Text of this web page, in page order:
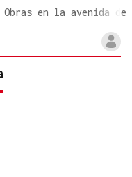
Obras en la avenida de